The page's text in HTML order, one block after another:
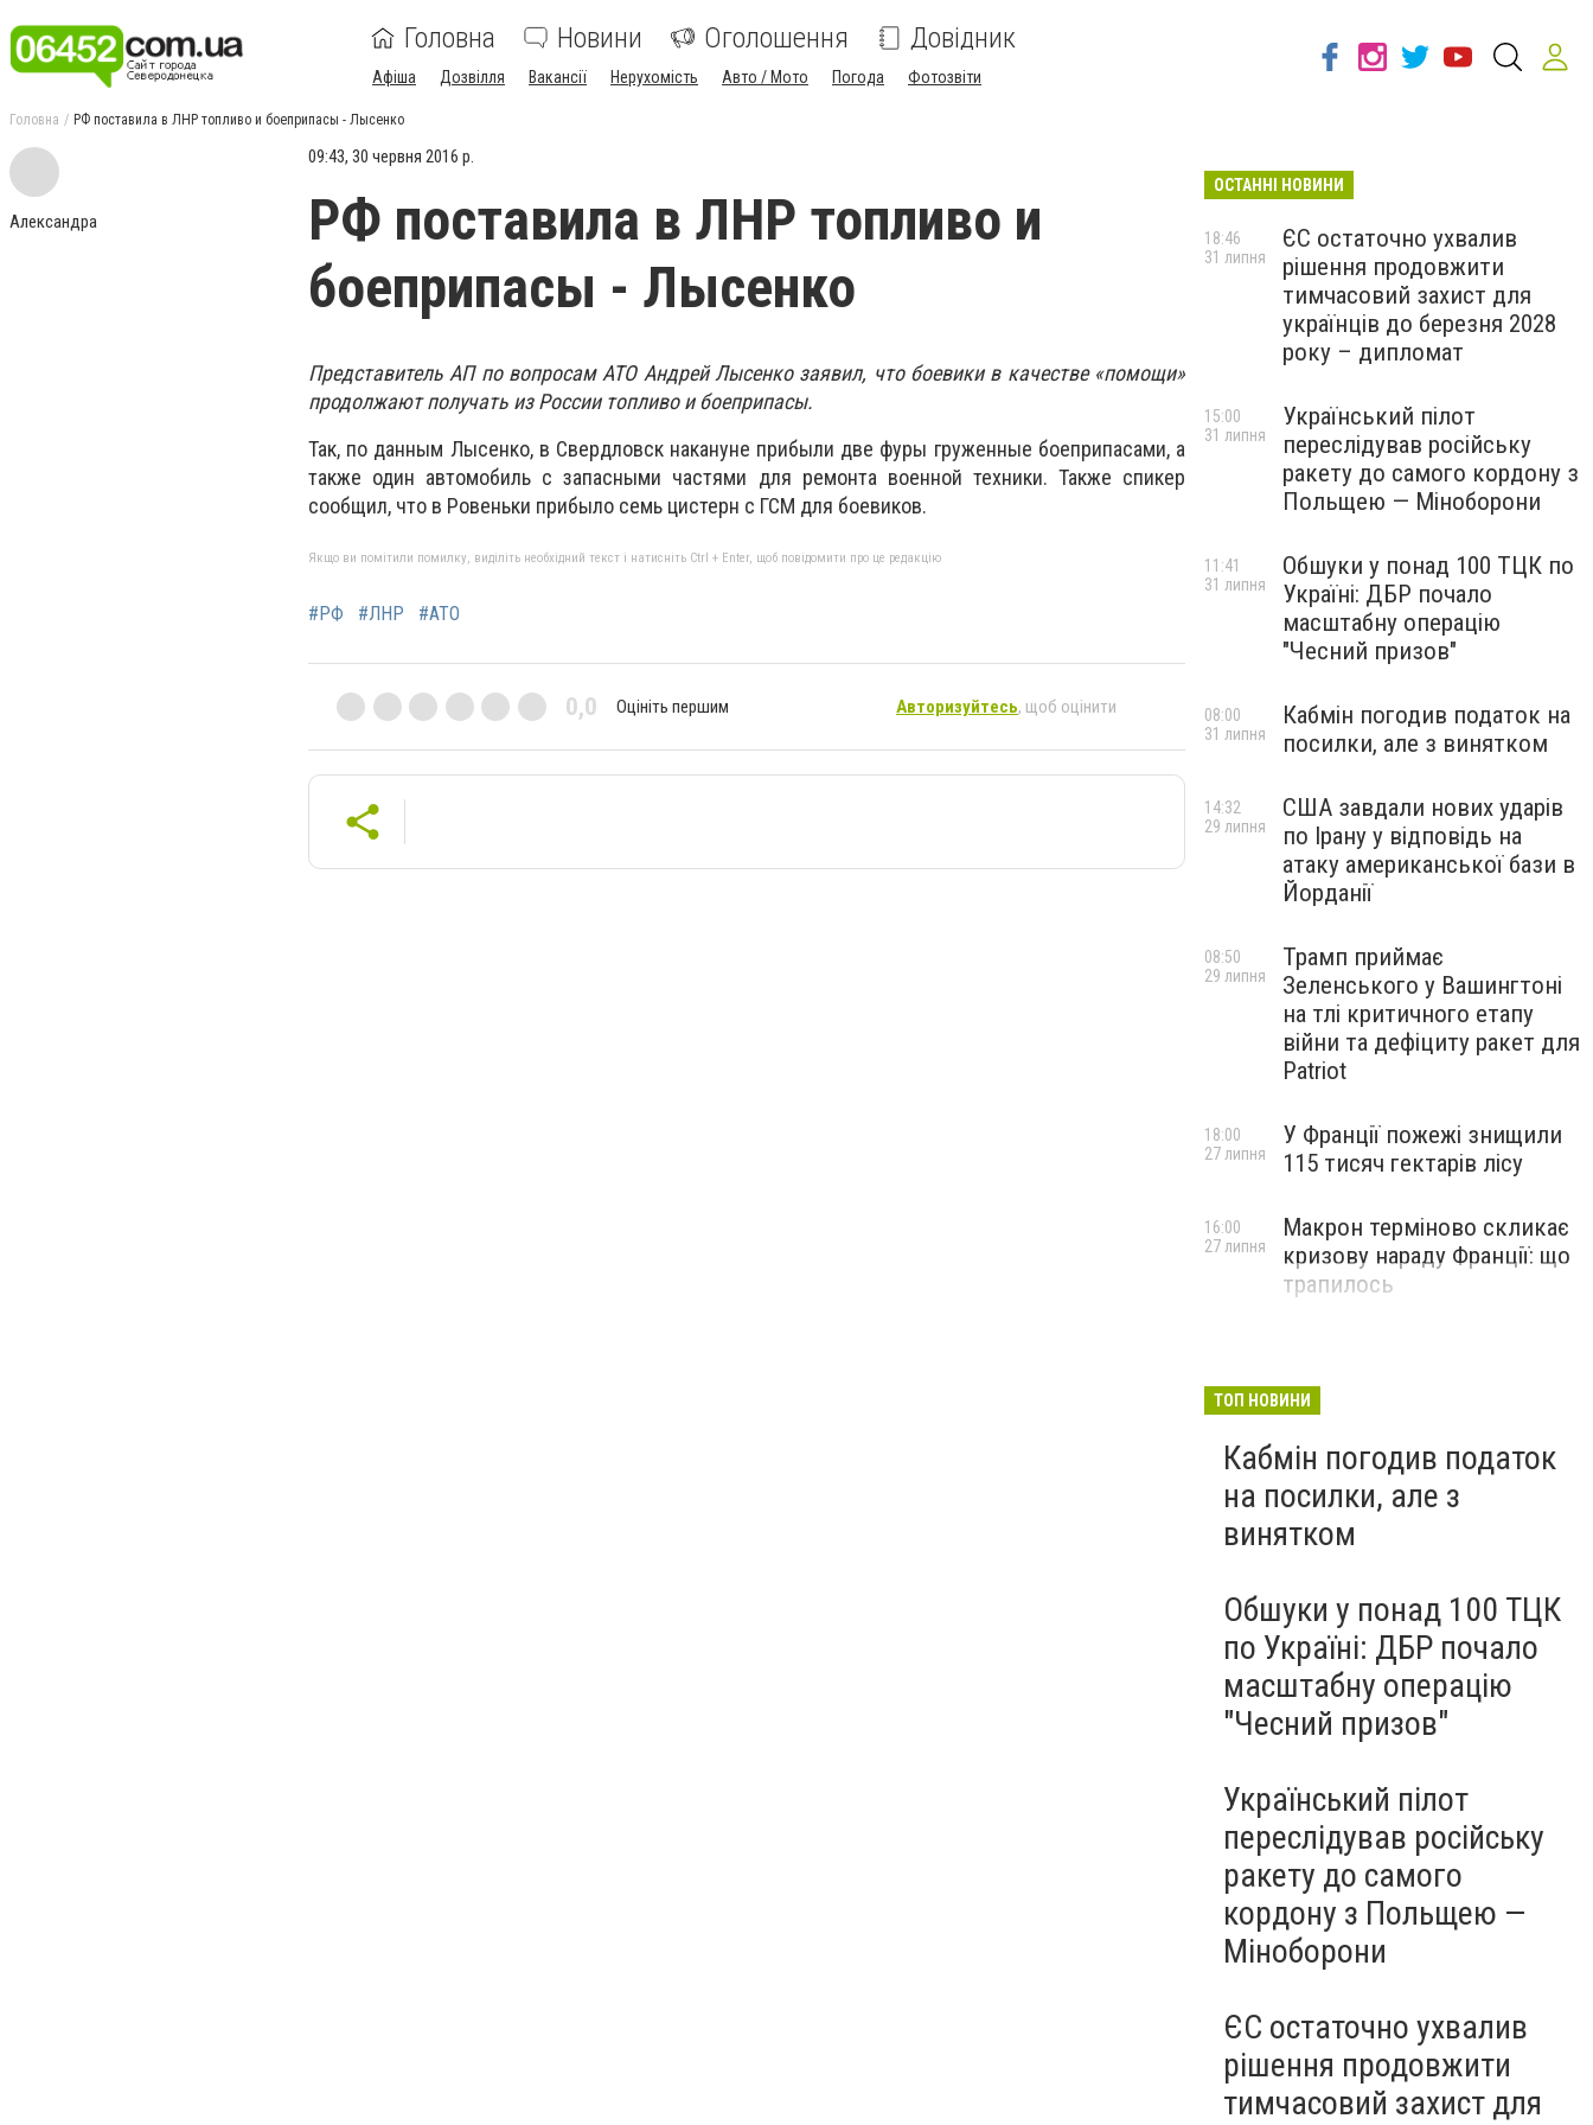
Головна Новини Оголошення Довідник
Афіша Дозвілля Вакансії Нерухомість Авто / Мото Погода Фотозвіти
Головна РФ поставила в ЛНР топливо и боеприпасы - Лысенко
Александра
09:43, 30 червня 2016 р.
РФ поставила в ЛНР топливо и
боеприпасы - Лысенко
Представитель АП по вопросам АТО Андрей Лысенко заявил, что боевики в качестве «помощи»
продолжают получать из России топливо и боеприпасы.
Так, по данным Лысенко, в Свердловск накануне прибыли две фуры груженные боеприпасами, а
также один автомобиль с запасными частями для ремонта военной техники. Также спикер
сообщил, что в Ровеньки прибыло семь цистерн с ГСМ для боевиков.
Якщо ви помітили помилку, виділіть необхідний текст і натисніть Ctrl + Enter, щоб повідомити про це редакцію
#РФ #ЛНР #АТО
0,0 Оцініть першим Авторизуйтесь, щоб оцінити
ОСТАННІ НОВИНИ
ЄС остаточно ухвалив
рішення продовжити
тимчасовий захист для
українців до березня 2028
року – дипломат
18:46
31 липня
Український пілот
переслідував російську
ракету до самого кордону з
Польщею — Міноборони
15:00
31 липня
Обшуки у понад 100 ТЦК по
Україні: ДБР почало
масштабну операцію
"Чесний призов"
11:41
31 липня
Кабмін погодив податок на
посилки, але з винятком
08:00
31 липня
США завдали нових ударів
по Ірану у відповідь на
атаку американської бази в
Йорданії
14:32
29 липня
Трамп приймає
Зеленського у Вашингтоні
на тлі критичного етапу
війни та дефіциту ракет для
Patriot
08:50
29 липня
У Франції пожежі знищили
115 тисяч гектарів лісу
18:00
27 липня
Макрон терміново скликає
кризову нараду Франції: що
трапилось
16:00
27 липня
ТОП НОВИНИ
Кабмін погодив податок
на посилки, але з
винятком
Обшуки у понад 100 ТЦК
по Україні: ДБР почало
масштабну операцію
"Чесний призов"
Український пілот
переслідував російську
ракету до самого
кордону з Польщею —
Міноборони
ЄС остаточно ухвалив
рішення продовжити
тимчасовий захист для